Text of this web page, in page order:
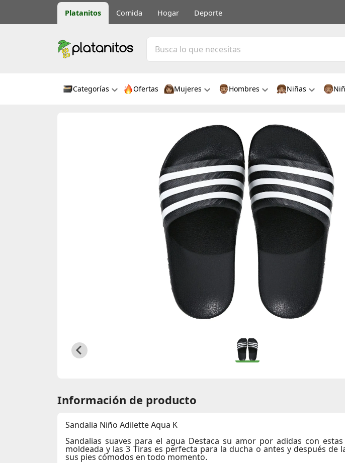
Platanitos Comida Hogar Deporte
Categorías Ofertas Mujeres Hombres Niñas
Información de producto
Sandalia Niño Adilette Aqua K
Sandalias suaves para el agua Destaca su amor por adidas con
moldeada y las 3 Tiras es perfecta para la ducha o antes y después
sus pies cómodos en todo momento.